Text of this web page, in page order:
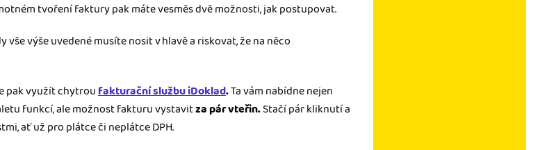
tvoření faktury pak máte vesměs dvě možnosti, jak postupovat.
výše uvedené musíte nosit v hlavě a riskovat, že na něco
pak využít chytroufakturační službu iDoklad.Ta vám nabídne nejen
funkcí, ale možnost fakturu vystavitza pár vteřin.Stačí pár kliknutí a
ať už pro plátce či neplátce DPH.